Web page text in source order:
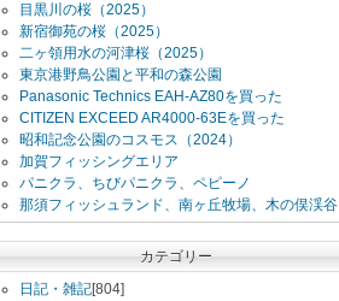
目黒川の桜（2025）
新宿御苑の桜（2025）
二ヶ領用水の河津桜（2025）
東京港野鳥公園と平和の森公園
Panasonic Technics EAH-AZ80を買った
CITIZEN EXCEED AR4000-63Eを買った
昭和記念公園のコスモス（2024）
加賀フィッシングエリア
パニクラ、ちびパニクラ、ペピーノ
那須フィッシュランド、南ヶ丘牧場、木の俣渓谷
カテゴリー
日記・雑記[804]